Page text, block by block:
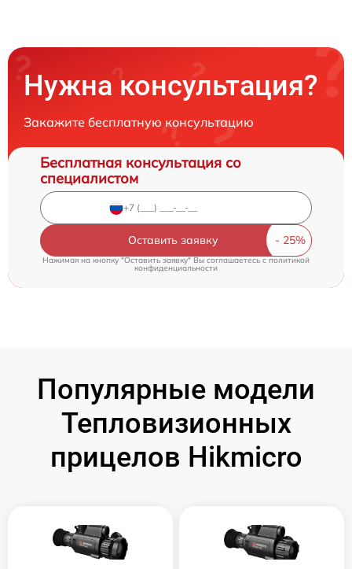
Нужна консультация?
Закажите бесплатную консультацию
Бесплатная консультация со
специалистом
Оставить заявку
Нажимая на кнопку "Оставить заявку" Вы соглашаетесь cполитикой
конфиденциальности
Популярные модели
Тепловизионных
прицелов Hikmicro